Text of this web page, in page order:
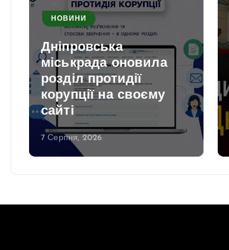
НОВИНИ
Дніпровська
міськрада оновила
розділ протидії
корупції на своєму
сайті
7 Серпня, 2026